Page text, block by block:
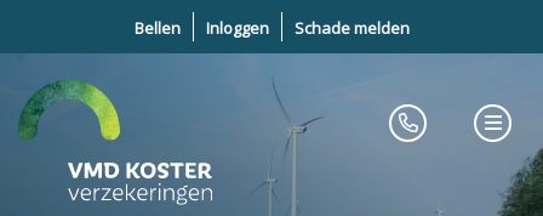
Bellen Inloggen Schade melden